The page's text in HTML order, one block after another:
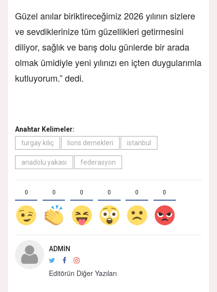
Güzel anılar biriktireceğimiz 2026 yılının sizlere
ve sevdiklerinize tüm güzellikleri getirmesini
diliyor, sağlık ve barış dolu günlerde bir arada
olmak ümidiyle yeni yılınızı en içten duygularımla
kutluyorum.” dedi.
Anahtar Kelimeler:
turgay kılıç
lions dernekleri istanbul
anadolu yakası federasyon
0 0 0 0 0 0
ADMIN
Editörün Diğer Yazıları